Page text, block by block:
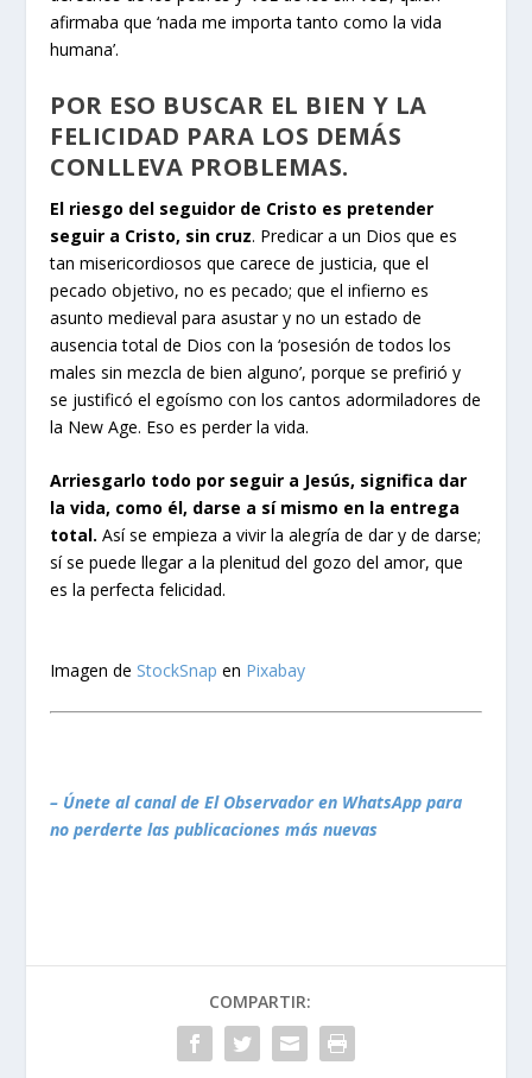
afirmaba que ‘nada me importa tanto como la vida
humana’.
POR ESO BUSCAR EL BIEN Y LA
FELICIDAD PARA LOS DEMÁS
CONLLEVA PROBLEMAS.
El riesgo del seguidor de Cristo es pretender
seguir a Cristo, sin cruz. Predicar a un Dios que es
tan misericordiosos que carece de justicia, que el
pecado objetivo, no es pecado; que el infierno es
asunto medieval para asustar y no un estado de
ausencia total de Dios con la ‘posesión de todos los
males sin mezcla de bien alguno’, porque se prefirió y
se justificó el egoísmo con los cantos adormiladores de
la New Age. Eso es perder la vida.
Arriesgarlo todo por seguir a Jesús, significa dar
la vida, como él, darse a sí mismo en la entrega
total. Así se empieza a vivir la alegría de dar y de darse;
sí se puede llegar a la plenitud del gozo del amor, que
es la perfecta felicidad.
Imagen de StockSnap en Pixabay
– Únete al canal de El Observador en WhatsApp para
no perderte las publicaciones más nuevas
COMPARTIR: